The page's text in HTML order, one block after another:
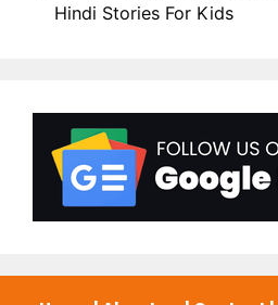
Hindi Stories For Kids